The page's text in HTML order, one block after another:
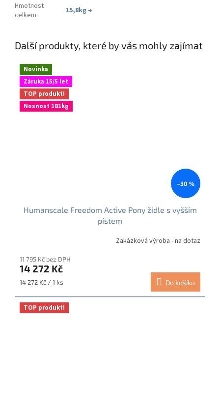
Hmotnost
celkem: 15,8kg→
Další produkty, které by vás mohly zajímat
Novinka
Záruka 15/5 let
TOP produkt!
Nosnost 181kg
–30 %
Humanscale Freedom Active Pony židle s vyšším
pístem
Zakázková výroba - na dotaz
11 795 Kč bez DPH
14 272 Kč
Měrná
14 272 Kč / 1 ks Do košíku
TOP produkt!